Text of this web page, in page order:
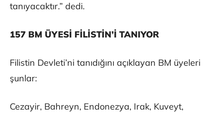
tanıyacaktır.” dedi.
157 BM ÜYESİ FİLİSTİN’İ TANIYOR
Filistin Devleti’ni tanıdığını açıklayan BM üyeleri
şunlar:
Cezayir, Bahreyn, Endonezya, Irak, Kuveyt,